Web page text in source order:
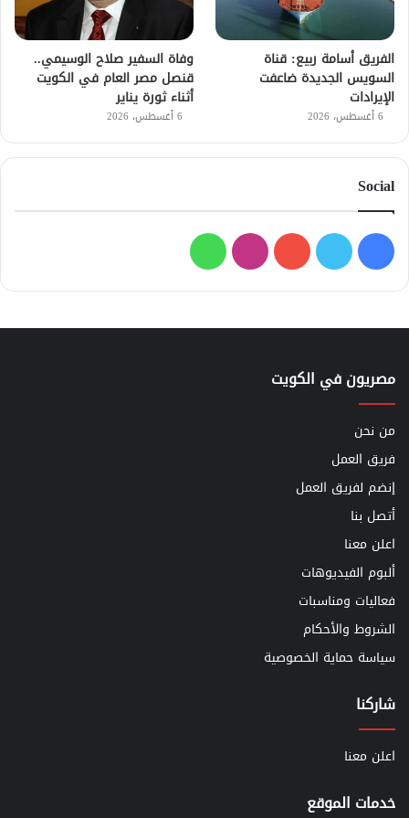
الفريق أسامة ربيع: قناة
السويس الجديدة ضاعفت
الإيرادات
6 أغسطس، 2026
وفاة السفير صلاح الوسيمي..
قنصل مصر العام في الكويت
أثناء ثورة يناير
6 أغسطس، 2026
Social
فيسبوك
تويتر يوتيوبانستقرامواتساب
مصريون في الكويت
من نحن
فريق العمل
إنضم لفريق العمل
أتصل بنا
اعلن معنا
ألبوم الفيديوهات
فعاليات ومناسبات
الشروط والأحكام
سياسة حماية الخصوصية
شاركنا
اعلن معنا
خدمات الموقع